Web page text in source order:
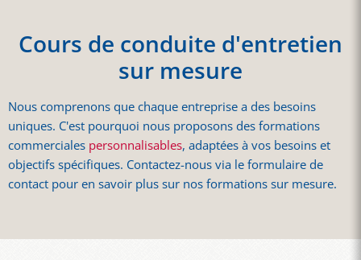
Cours de conduite d'entretien
sur mesure
Nous comprenons que chaque entreprise a des besoins
uniques. C'est pourquoi nous proposons des formations
commerciales personnalisables, adaptées à vos besoins et
objectifs spécifiques. Contactez-nous via le formulaire de
contact pour en savoir plus sur nos formations sur mesure.